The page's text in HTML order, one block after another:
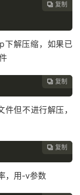
 复制
下解压缩，如果已
 复制
但不进行解压，
 复制
，用-v参数